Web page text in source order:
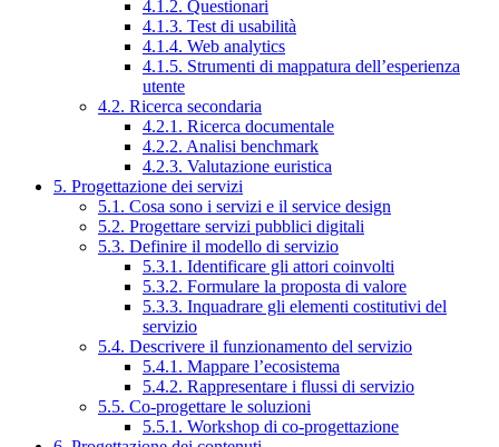
4.1.2. Questionari
4.1.3. Test di usabilità
4.1.4. Web analytics
4.1.5. Strumenti di mappatura dell’esperienza
utente
4.2. Ricerca secondaria
4.2.1. Ricerca documentale
4.2.2. Analisi benchmark
4.2.3. Valutazione euristica
5. Progettazione dei servizi
5.1. Cosa sono i servizi e il service design
5.2. Progettare servizi pubblici digitali
5.3. Definire il modello di servizio
5.3.1. Identificare gli attori coinvolti
5.3.2. Formulare la proposta di valore
5.3.3. Inquadrare gli elementi costitutivi del
servizio
5.4. Descrivere il funzionamento del servizio
5.4.1. Mappare l’ecosistema
5.4.2. Rappresentare i flussi di servizio
5.5. Co-progettare le soluzioni
5.5.1. Workshop di co-progettazione